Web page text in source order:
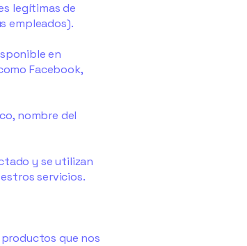
legítimas de
empleados).
en
Facebook,
nombre del
y se utilizan
servicios.
que nos